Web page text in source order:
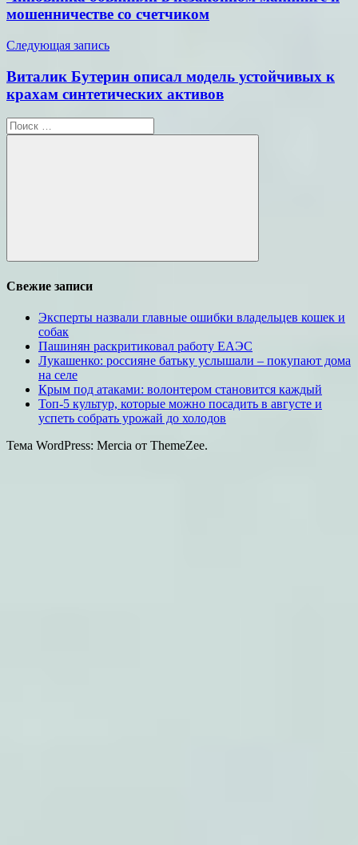
записям
мошенничестве со счетчиком
Следующая запись
Виталик Бутерин описал модель устойчивых к
крахам синтетических активов
Поиск
для:
Поиск
Свежие записи
Эксперты назвали главные ошибки владельцев кошек и
собак
Пашинян раскритиковал работу ЕАЭС
Лукашенко: россияне батьку услышали – покупают дома
на селе
Крым под атаками: волонтером становится каждый
Топ-5 культур, которые можно посадить в августе и
успеть собрать урожай до холодов
Тема WordPress: Mercia от ThemeZee.